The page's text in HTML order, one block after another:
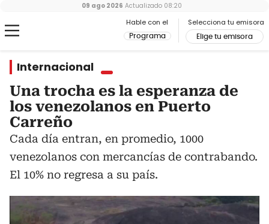
Hable con el
Programa
Selecciona tu emisora
Elige tu emisora
09 ago 2026 Actualizado 08:20
Internacional
Una trocha es la esperanza de
los venezolanos en Puerto
Carreño
Cada día entran, en promedio, 1000
venezolanos con mercancías de contrabando.
El 10% no regresa a su país.